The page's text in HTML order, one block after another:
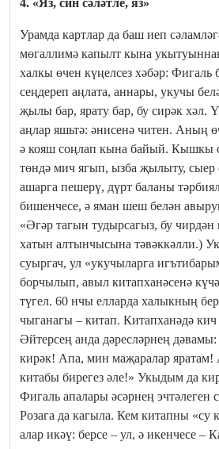
4. «Яз, син сәләтле, яз»
Урамда картлар да баш иеп
мөгаллимә капылт кына
халкы өчен күңелсез хәбәр: Фигаль
сеңдереп аңлата, аннары, укучы
җылы бар, ярату бар, бу сирәк хәл.
аңлар яшьтә: әнисенә читен. Аның
ә кояш соңлап кына байый. Кышкы
төндә мич ягып, ызба җылыту, сыер
ашарга пешерү, дүрт баланы
бишенчесе, ә яман шеш белән
«Әгәр тагын тудырсагыз, бу
хатын алтынчысына тәвәккәлли.)
суыргач, ул «укучыларга
борчылып, авыл китапханәсенә
түгел. 60 нчы елларда халыкның
чыганагы – китап. Китапханәдә кич
Әйтерсең анда дәресләрнең
кирәк! Апа, мин маҗаралар
китабы бирегез әле!» Укыдым да
Фигаль апалары әсәрнең эчтәлеген
Розага да кагыла. Кем китапны «су
алар икәү: берсе – ул, ә икенчесе –